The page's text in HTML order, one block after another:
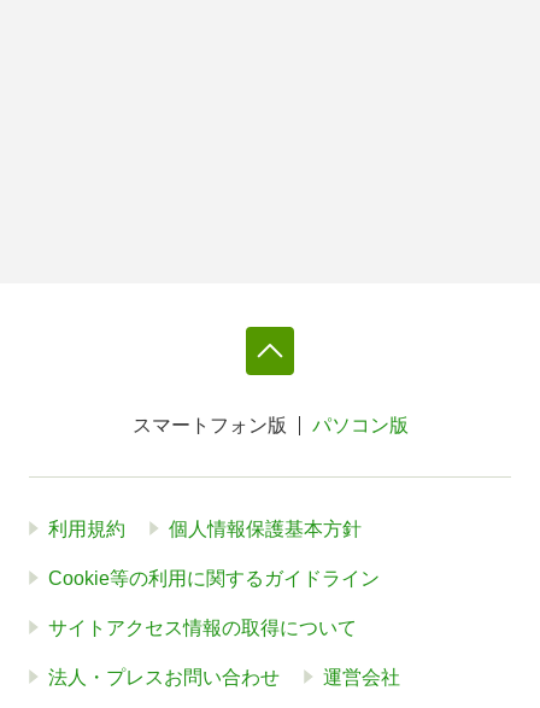
スマートフォン版 パソコン版
利用規約 個人情報保護基本方針
Cookie等の利用に関するガイドライン
サイトアクセス情報の取得について
法人・プレスお問い合わせ 運営会社